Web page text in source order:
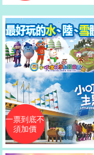
一票到底不
須加價